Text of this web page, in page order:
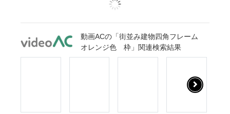
動画ACの「街並み建物四角フレーム
オレンジ色 枠」関連検索結果